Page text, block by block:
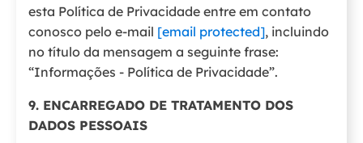
esta Política de Privacidade entre em contato
conosco pelo e-mail [email protected], incluindo
no título da mensagem a seguinte frase:
“Informações - Política de Privacidade”.
9. ENCARREGADO DE TRATAMENTO DOS
DADOS PESSOAIS